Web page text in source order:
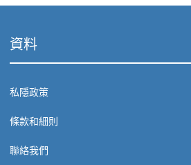
資料
私隱政策
條款和細則
聯絡我們